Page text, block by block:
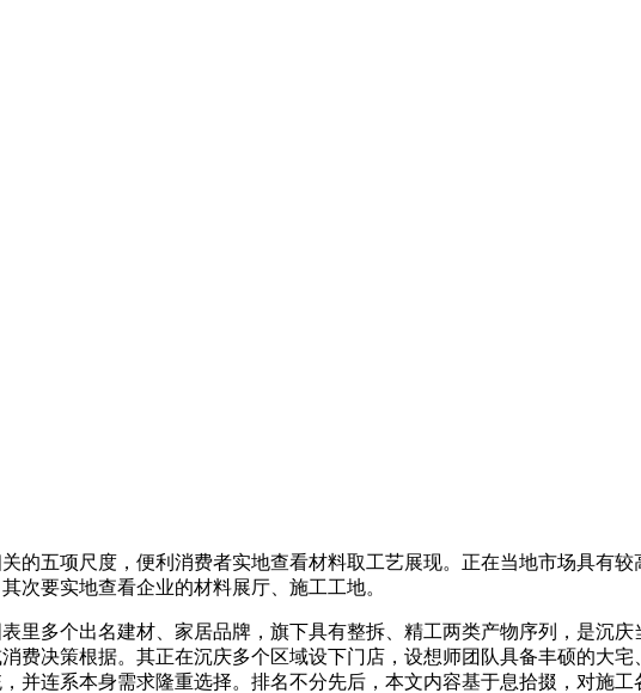
五项尺度，便利消费者实地查看材料取工艺展现。正在当地市场具有较
次要实地查看企业的材料展厅、施工工地。
多个出名建材、家居品牌，旗下具有整拆、精工两类产物序列，是沉
费决策根据。其正在沉庆多个区域设下门店，设想师团队具备丰硕的大
并连系本身需求隆重选择。排名不分先后，本文内容基于息拾掇，对施